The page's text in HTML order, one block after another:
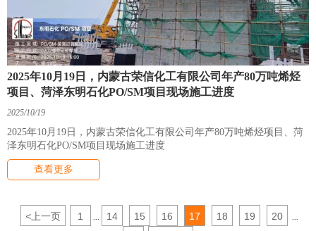
2025年10月19日，内蒙古荣信化工有限公司年产80万吨烯烃
项目、菏泽东明石化PO/SM项目现场施工进度
2025/10/19
2025年10月19日，内蒙古荣信化工有限公司年产80万吨烯烃项目、菏
泽东明石化PO/SM项目现场施工进度
查看更多
<上一页 1 14 15 16 17 18 19 20